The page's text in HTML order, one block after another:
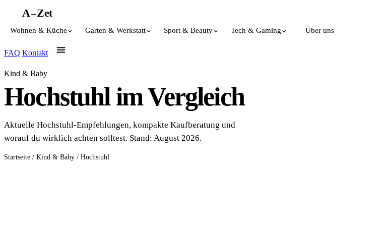
A→Zet
Wohnen & Küche Garten & Werkstatt Sport & Beauty Tech & Gaming Über uns
FAQ Kontakt
Kind & Baby
Hochstuhl im Vergleich
Aktuelle Hochstuhl-Empfehlungen, kompakte Kaufberatung und
worauf du wirklich achten solltest. Stand: August 2026.
Startseite / Kind & Baby / Hochstuhl